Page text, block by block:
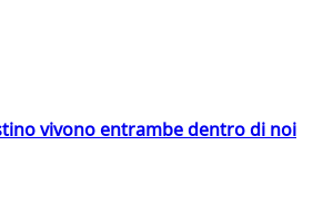
vivono entrambe dentro di noi